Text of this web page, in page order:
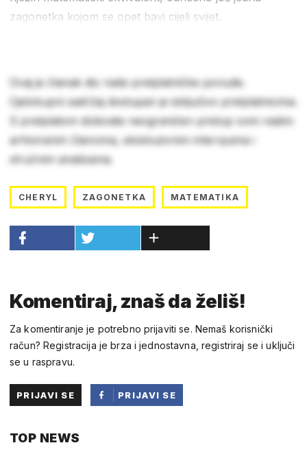
zagonetka kojom se opet bavi cijeli svijet.
Ovaj je članak dio naše pretplatničke ponude.
Cjelokupni sadržaj dostupan je isključivo pretplatnicima.
S pretplatom dobivate neograničen pristup svim našim
arhiviranim člancima, ekskluzivnim intervjuima i
stručnim analizama.
CHERYL ZAGONETKA MATEMATIKA
Komentiraj, znaš da želiš!
Za komentiranje je potrebno prijaviti se. Nemaš korisnički
račun? Registracija je brza i jednostavna, registriraj se i uključi
se u raspravu.
PRIJAVI SE
PRIJAVI SE
TOP NEWS